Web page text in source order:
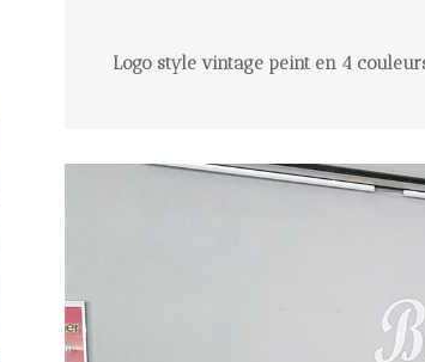
Logo style vintage peint en 4